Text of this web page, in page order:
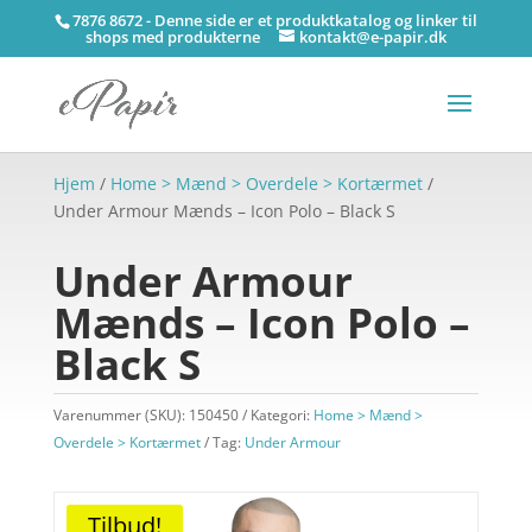
7876 8672 - Denne side er et produktkatalog og linker til
shops med produkterne kontakt@e-papir.dk
Hjem / Home > Mænd > Overdele > Kortærmet/
Under Armour Mænds – Icon Polo – Black S
Under Armour
Mænds – Icon Polo –
Black S
Varenummer (SKU): 150450 Kategori: Home > Mænd >
Overdele > Kortærmet
Tag: Under Armour
Tilbud!